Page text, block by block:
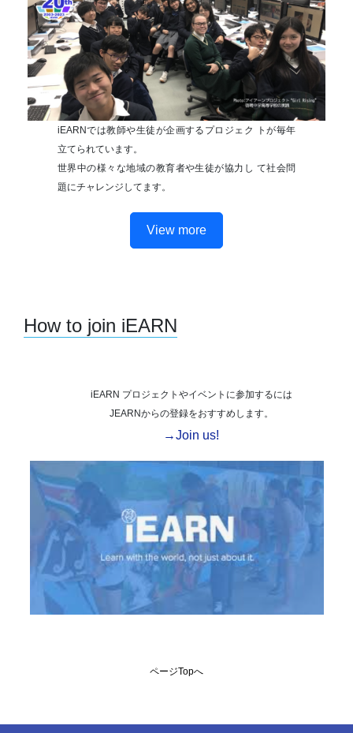
iEARNでは教師や生徒が企画するプロジェク トが毎年
立てられています。
世界中の様々な地域の教育者や生徒が協力し て社会問
題にチャレンジしてます。
View more
How to join iEARN
iEARN プロジェクトやイベントに参加するには
JEARNからの登録をおすすめします。
→Join us!
ページTopへ